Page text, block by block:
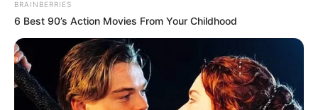
แต่งงาน แต่สิ่งที่ใกล้ตัวเราที่สุดในยุคนี้คงไม่พ้น
โทรศัพท์เพราะเราต้องใช้งานทุกวัน ผู้คนเลยเริ่มให้ความ
สนใจกับ
เลขศาสตร์มากขึ้น การหา เบอร์มงคล
จึงได้รับ
ความนิยมไม่น้อย แต่เมื่อมีคนต้องการมากขึ้น หมายเลข
ดีๆ ก็หายากขึ้น แถมต้องซื้อในราคาที่แพง
BRAINBERRIES
6 Best 90’s Action Movies From Your Childhood